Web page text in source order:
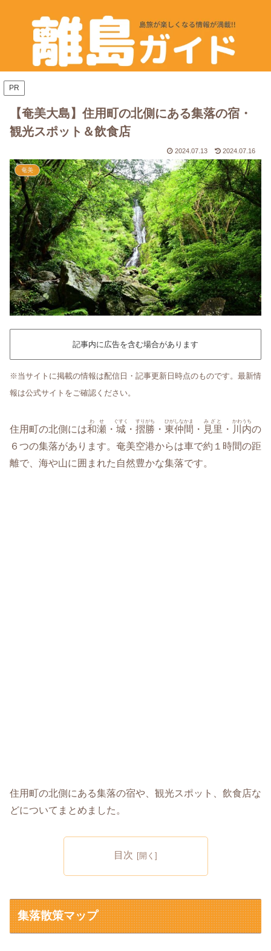
PR
【奄美大島】住用町の北側にある集落の宿・
観光スポット＆飲食店
2024.07.13 2024.07.16
奄美
記事内に広告を含む場合があります
※当サイトに掲載の情報は配信日・記事更新日時点のものです。最新情
報は公式サイトをご確認ください。
住用町の北側には和瀬
わせ
・ 城
ぐすく
・ 摺勝
すりがち
・ 東仲間
ひがしなかま
・ 見里
みざと
・ 川内
かわうち
の
６つの集落があります。奄美空港からは車で約１時間の距
離で、海や山に囲まれた自然豊かな集落です。
住用町の北側にある集落の宿や、観光スポット、飲食店な
どについてまとめました。
目次
集落散策マップ